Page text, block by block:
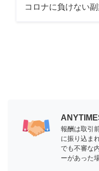
コロナに負けない
報酬は取引
に振り込ま
でも不審な
ーがあった